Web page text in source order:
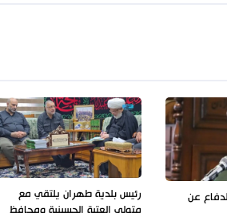
عن
رئيس بلدية طهران يلتقي مع
متولي العتبة الحسينية ومحافظ